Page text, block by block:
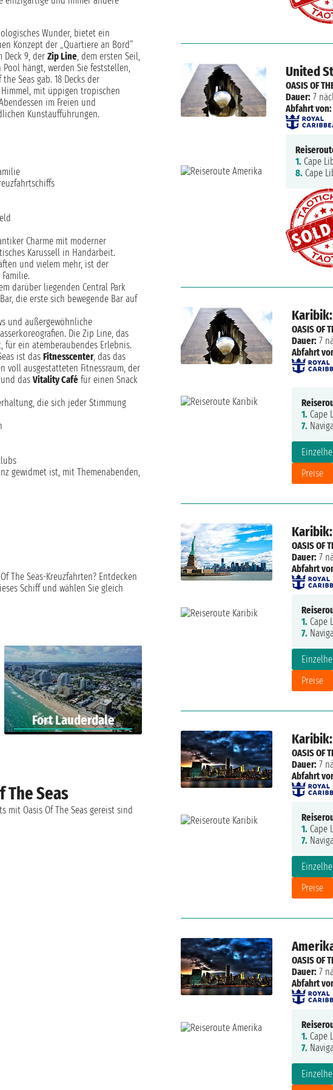
United
OASIS OF
Dauer: 7
Abfahrt von:
1. Cape
8. Cape
Preise
OASIS OF
Dauer: 7
Abfahrt
1. Cape
7.
Preise
OASIS OF
Dauer: 7
Abfahrt
1. Cape
7.
Preise
OASIS OF
Dauer: 7
Abfahrt
1. Cape
7.
OASIS OF
Dauer: 7
Abfahrt
1. Cape
7.
The Seas-Kreuzfahrten? Entdecken
Schiff und wählen Sie gleich
Fort Lauderdale
Wunder, bietet ein
Konzept der „Quartiere an Bord“
Deck 9, der Zip Line , dem ersten Seil,
hängt, werden Sie feststellen,
Seas gab. 18 Decks der
Himmel, mit üppigen tropischen
im Freien und
Kunstaufführungen.
Charme mit moderner
Karussell in Handarbeit.
und vielem mehr, ist der
darüber liegenden Central Park
die erste sich bewegende Bar auf
und außergewöhnliche
Die Zip Line, das
für ein atemberaubendes Erlebnis.
ist das Fitnesscenter, das das
voll ausgestatteten Fitnessraum, der
das Vitality Café für einen Snack
die sich jeder Stimmung
gewidmet ist, mit Themenabenden,
The Seas
mit Oasis Of The Seas gereist sind